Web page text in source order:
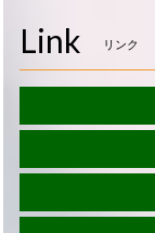
Link リンク